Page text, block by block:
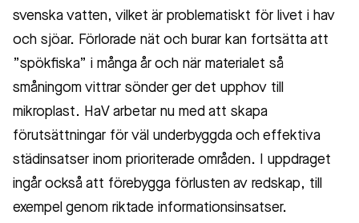
svenska vatten, vilket är problematiskt för livet i hav
och sjöar. Förlorade nät och burar kan fortsätta att
”spökfiska” i många år och när materialet så
småningom vittrar sönder ger det upphov till
mikroplast. HaV arbetar nu med att skapa
förutsättningar för väl underbyggda och effektiva
städinsatser inom prioriterade områden. I uppdraget
ingår också att förebygga förlusten av redskap, till
exempel genom riktade informationsinsatser.